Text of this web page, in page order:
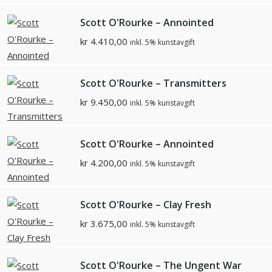
Scott O'Rourke – Annointed
kr 4.410,00 inkl. 5% kunstavgift
Scott O'Rourke – Transmitters
kr 9.450,00 inkl. 5% kunstavgift
Scott O'Rourke – Annointed
kr 4.200,00 inkl. 5% kunstavgift
Scott O'Rourke – Clay Fresh
kr 3.675,00 inkl. 5% kunstavgift
Scott O'Rourke – The Ungent War